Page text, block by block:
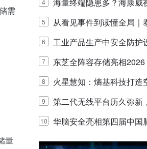
需
量
4
联安全产品，四层守护更
5
从看见事件到读懂全局｜
E IQ 3.20开启安防运营智
6
工业产品生产中安全防护
的实践与探讨
7
东芝全阵容存储亮相
y，以海量数据底座赋能“
体验
8
火星慧知：熵基科技打造
代的认知中枢
9
第二代无线平台历久弥新
网创新迭代
10
华脑安全亮相第四届中国
赛 工业安全脑机接口技